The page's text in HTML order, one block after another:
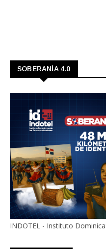
SOBERANÍA 4.0
INDOTEL - Instituto